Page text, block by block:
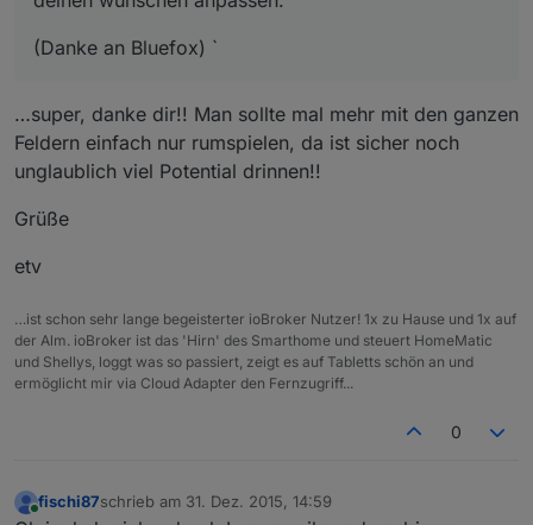
(Danke an Bluefox) `
…super, danke dir!! Man sollte mal mehr mit den ganzen
Feldern einfach nur rumspielen, da ist sicher noch
unglaublich viel Potential drinnen!!
Grüße
etv
…ist schon sehr lange begeisterter ioBroker Nutzer! 1x zu Hause und 1x auf
der Alm. ioBroker ist das 'Hirn' des Smarthome und steuert HomeMatic
und Shellys, loggt was so passiert, zeigt es auf Tabletts schön an und
ermöglicht mir via Cloud Adapter den Fernzugriff...
0
Online
fischi87schrieb am 31. Dez. 2015, 14:59
zuletzt editiert von